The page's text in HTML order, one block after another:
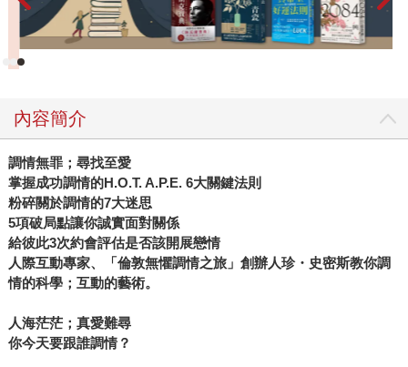
內容簡介
調情無罪；尋找至愛
掌握成功調情的H.O.T. A.P.E. 6大關鍵法則
粉碎關於調情的7大迷思
5項破局點讓你誠實面對關係
給彼此3次約會評估是否該開展戀情
人際互動專家、「倫敦無懼調情之旅」創辦人珍・史密斯教你調
情的科學；互動的藝術。
人海茫茫；真愛難尋
你今天要跟誰調情？